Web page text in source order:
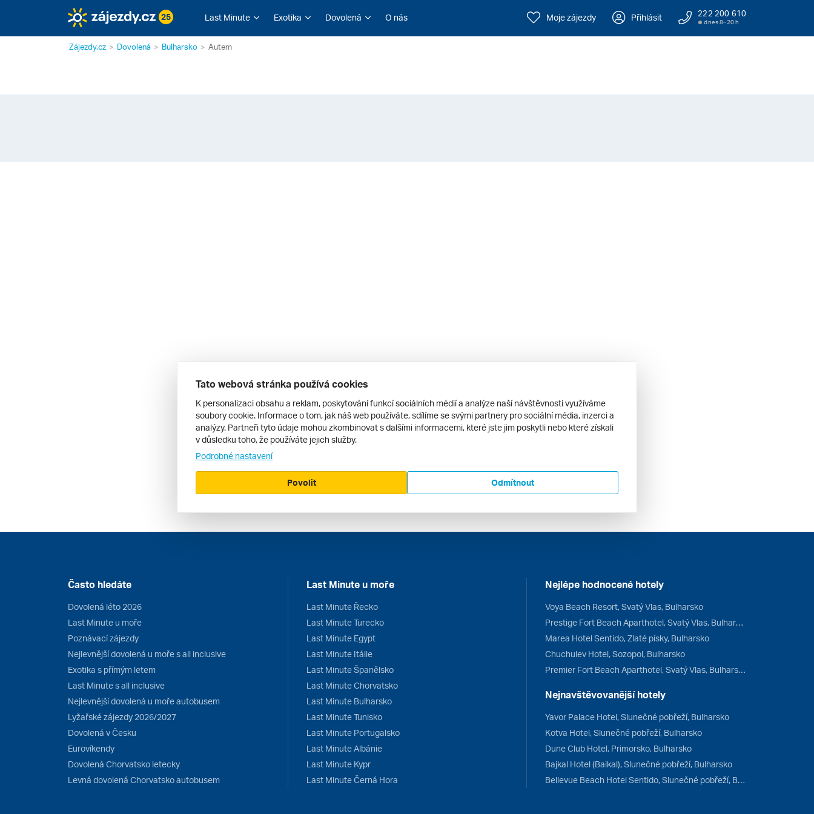
25 Last Minute Exotika Dovolená O nás Moje zájezdy Přihlásit 222 200 610
dnes 8–20 h
Zájezdy.cz Dovolená Bulharsko Autem
Často hledáte
Dovolená léto 2026
Last Minute u moře
Poznávací zájezdy
Nejlevnější dovolená u moře s all inclusive
Exotika s přímým letem
Last Minute s all inclusive
Nejlevnější dovolená u moře autobusem
Lyžařské zájezdy 2026/2027
Dovolená v Česku
Eurovíkendy
Dovolená Chorvatsko letecky
Levná dovolená Chorvatsko autobusem
Last Minute u moře
Last Minute Řecko
Last Minute Turecko
Last Minute Egypt
Last Minute Itálie
Last Minute Španělsko
Last Minute Chorvatsko
Last Minute Bulharsko
Last Minute Tunisko
Last Minute Portugalsko
Last Minute Albánie
Last Minute Kypr
Last Minute Černá Hora
Nejlépe hodnocené hotely
Voya Beach Resort, Svatý Vlas, Bulharsko
Prestige Fort Beach Aparthotel, Svatý Vlas, Bulharsko
Marea Hotel Sentido, Zlaté písky, Bulharsko
Chuchulev Hotel, Sozopol, Bulharsko
Premier Fort Beach Aparthotel, Svatý Vlas, Bulharsko
Nejnavštěvovanější hotely
Yavor Palace Hotel, Slunečné pobřeží, Bulharsko
Kotva Hotel, Slunečné pobřeží, Bulharsko
Dune Club Hotel, Primorsko, Bulharsko
Bajkal Hotel (Baikal), Slunečné pobřeží, Bulharsko
Bellevue Beach Hotel Sentido, Slunečné pobřeží, Bulharsko
Tato webová stránka používá cookies
K personalizaci obsahu a reklam, poskytování funkcí sociálních médií a analýze naší návštěvnosti využíváme
soubory cookie. Informace o tom, jak náš web používáte, sdílíme se svými partnery pro sociální média, inzerci a
analýzy. Partneři tyto údaje mohou zkombinovat s dalšími informacemi, které jste jim poskytli nebo které získali
v důsledku toho, že používáte jejich služby.
Podrobné nastavení
Odmítnout
Povolit